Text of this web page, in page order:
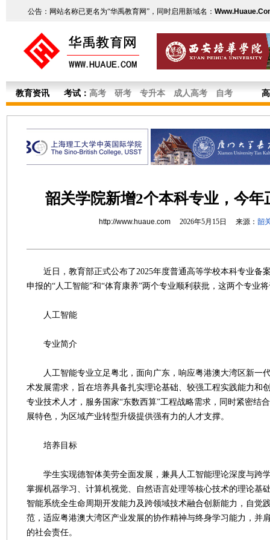
公告：网站名称已更名为“华禹教育网”，同时启用新域名：
教育资讯 考试： 高考 研考 专升本 成人高考 自考
韶关学院新增2个本科专业，今年
http://www.huaue.com2026年5月15日 来源： 韶
近日，教育部正式公布了2025年度普通高等学校本科专业备
申报的“人工智能”和“体育康养”两个专业顺利获批，这两个专业
人工智能
专业简介
人工智能专业立足粤北，面向广东，响应粤港澳大湾区新一
术发展需求，旨在培养具备扎实理论基础、较强工程实践能力和
专业技术人才，服务国家“东数西算”工程战略需求，同时紧密结
展特色，为区域产业转型升级提供强有力的人才支撑。
培养目标
学生实现德智体美劳全面发展，兼具人工智能理论深度与跨
掌握机器学习、计算机视觉、自然语言处理等核心技术的理论基
智能系统全生命周期开发能力及跨领域技术融合创新能力，自觉
范，适应粤港澳大湾区产业发展的协作精神与终身学习能力，并
的社会责任。